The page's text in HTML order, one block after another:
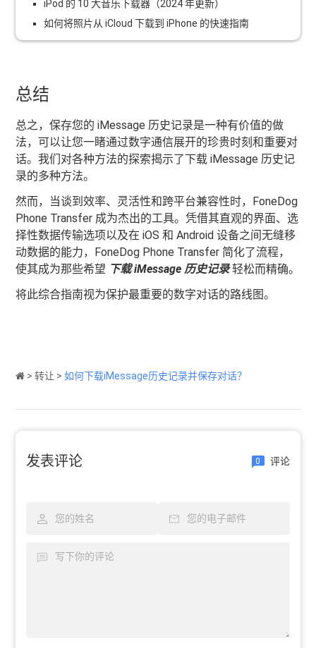
iPod 的 10 大音乐下载器（2024 年更新）
如何将照片从 iCloud 下载到 iPhone 的快速指南
总结
总之，保存您的 iMessage 历史记录是一种有价值的做
法，可以让您一睹通过数字通信展开的珍贵时刻和重要对
话。我们对各种方法的探索揭示了下载 iMessage 历史记
录的多种方法。
然而，当谈到效率、灵活性和跨平台兼容性时，FoneDog
Phone Transfer 成为杰出的工具。凭借其直观的界面、选
择性数据传输选项以及在 iOS 和 Android 设备之间无缝移
动数据的能力，FoneDog Phone Transfer 简化了流程，
使其成为那些希望 下载 iMessage 历史记录轻松而精确。
将此综合指南视为保护最重要的数字对话的路线图。
>转让 >如何下载iMessage历史记录并保存对话？
发表评论 0 评论